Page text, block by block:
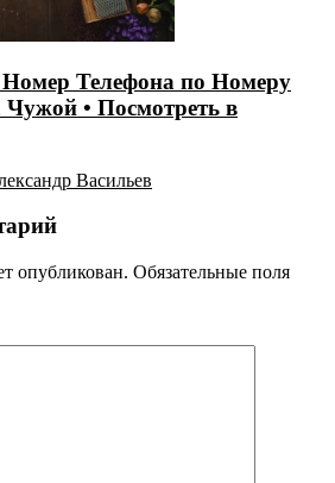
Телефона по Номеру
• Посмотреть в
Васильев
опубликован. Обязательные поля